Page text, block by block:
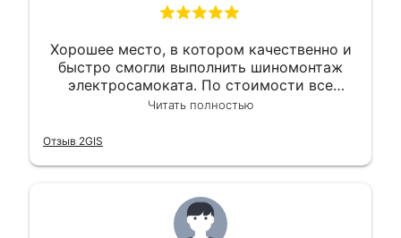
Хорошее место, в котором качественно и
быстро смогли выполнить шиномонтаж
электросамоката. По стоимости все
вышло вообще приемлемо хочу сказать.
Читать полностью
Отзыв 2GIS